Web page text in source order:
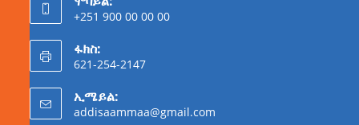
+251 900 00 00 00
ፋክስ:
621-254-2147
ኢሜይል:
addisaammaa@gmail.com